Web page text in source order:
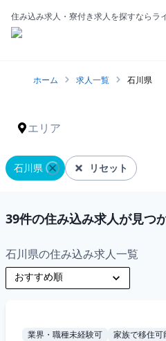
住み込み求人・寮付き求人を探すならラ
ホーム 求人一覧 石川県
エリア
石川県 リセット
39件の住み込み求人が見つ
石川県の住み込み求人一覧
業界・職種未経験可 家族で移住可